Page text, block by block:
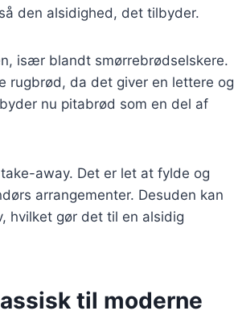
den alsidighed, det tilbyder.
især blandt smørrebrødselskere.
rugbrød, da det giver en lettere og
nu pitabrød som en del af
away. Det er let at fylde og
arrangementer. Desuden kan
hvilket gør det til en alsidig
til moderne